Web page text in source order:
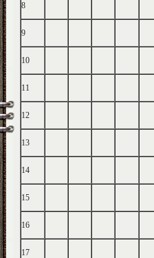
8
9
10
11
12
13
14
15
16
17